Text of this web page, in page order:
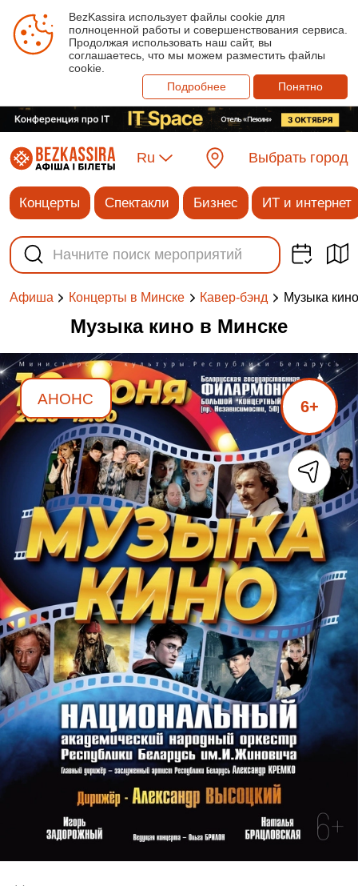
BezKassira использует файлы cookie для
полноценной работы и совершенствования сервиса.
Продолжая использовать наш сайт, вы
соглашаетесь, что мы можем разместить файлы
cookie.
Подробнее
Понятно
Ru Выбрать город
Концерты Спектакли Бизнес ИТ и интернет
Афиша Концерты в Минске Кавер-бэнд Музыка кино
Музыка кино в Минске
АНОНС 6+